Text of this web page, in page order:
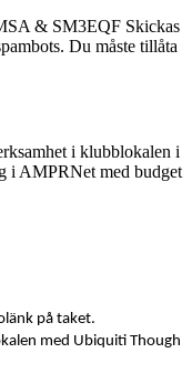
& SM3EQF Skickas
Du måste tillåta
i klubblokalen i
i AMPRNet med budget
på taket.
med Ubiquiti Though